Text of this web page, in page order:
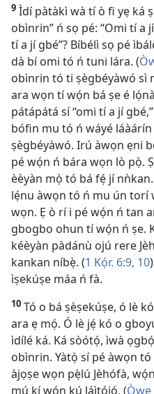
9 Ìdí pàtàkì wà tí ò fi yẹ ká
obìnrin” ń sọ pé: “Omi tí a
tí a jí gbé”? Bíbélì sọ pé
dà bí omi tó ń tuni lára. (
obìnrin tó ti ṣègbéyàwó sì
ara wọn tí wọ́n bá ṣe é
pátápátá sí “omi tí a jí
bófin mu tó ń wáyé
ṣègbéyàwó. Irú àwọn ẹni
pé wọ́n ń bára wọn lò pọ̀.
èèyàn mọ̀ tó bá fẹ́ jí
lẹ́nu àwọn tó ń mu ún torí
wọn. Ẹ ò rí i pé wọ́n ń tan
gbogbo ohun tí wọ́n ń ṣe.
kéèyàn pàdánù ojú rere
kankan níbẹ̀. (1 Kọ́r. 6:9, 10
ìṣekúṣe máa ń fà.
10 Tó o bá ṣèṣekúṣe, ó lè
ara ẹ mọ́. Ó lè jẹ́ kó o
ìdílé ká. Ká sòótọ́, ìwà
obìnrin. Yàtọ̀ sí pé àwọn
àjọṣe wọn pẹ̀lú Jèhófà,
mú kí wọ́n kú láìtọ́jọ́. (Òwe